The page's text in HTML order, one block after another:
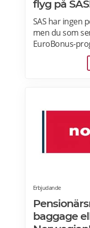
flyg på
SAS har ingen
men du som
EuroBonus-
från flygningar
dem på nästa
Erbjudande
baggage